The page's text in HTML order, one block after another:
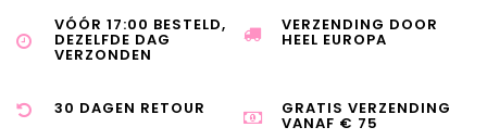
VÓÓR 17:00 BESTELD,
DEZELFDE DAG
VERZONDEN
VERZENDING DOOR
HEEL EUROPA
30 DAGEN RETOUR GRATIS VERZENDING
VANAF € 75